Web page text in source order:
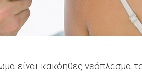
είναι κακόηθες νεόπλασμα